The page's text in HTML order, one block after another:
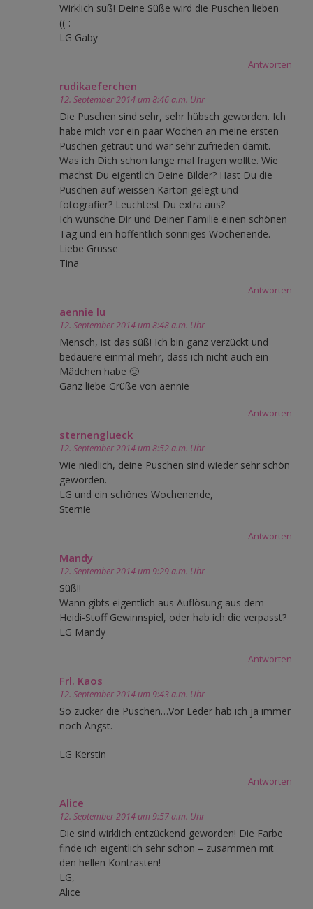
Wirklich süß! Deine Süße wird die Puschen lieben
((-:
LG Gaby
Antworten
rudikaeferchen
12. September 2014 um 8:46 a.m. Uhr
Die Puschen sind sehr, sehr hübsch geworden. Ich
habe mich vor ein paar Wochen an meine ersten
Puschen getraut und war sehr zufrieden damit.
Was ich Dich schon lange mal fragen wollte. Wie
machst Du eigentlich Deine Bilder? Hast Du die
Puschen auf weissen Karton gelegt und
fotografier? Leuchtest Du extra aus?
Ich wünsche Dir und Deiner Familie einen schönen
Tag und ein hoffentlich sonniges Wochenende.
Liebe Grüsse
Tina
Antworten
aennie lu
12. September 2014 um 8:48 a.m. Uhr
Mensch, ist das süß! Ich bin ganz verzückt und
bedauere einmal mehr, dass ich nicht auch ein
Mädchen habe 🙂
Ganz liebe Grüße von aennie
Antworten
sternenglueck
12. September 2014 um 8:52 a.m. Uhr
Wie niedlich, deine Puschen sind wieder sehr schön
geworden.
LG und ein schönes Wochenende,
Sternie
Antworten
Mandy
12. September 2014 um 9:29 a.m. Uhr
Süß!!
Wann gibts eigentlich aus Auflösung aus dem
Heidi-Stoff Gewinnspiel, oder hab ich die verpasst?
LG Mandy
Antworten
Frl. Kaos
12. September 2014 um 9:43 a.m. Uhr
So zucker die Puschen…Vor Leder hab ich ja immer
noch Angst.
LG Kerstin
Antworten
Alice
12. September 2014 um 9:57 a.m. Uhr
Die sind wirklich entzückend geworden! Die Farbe
finde ich eigentlich sehr schön – zusammen mit
den hellen Kontrasten!
LG,
Alice